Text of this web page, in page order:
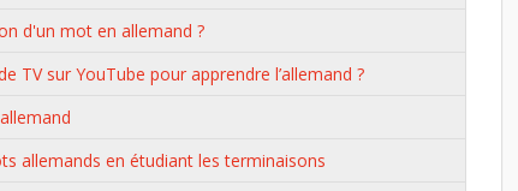
d'un mot en allemand ?
TV sur YouTube pour apprendre l’allemand ?
allemands en étudiant les terminaisons